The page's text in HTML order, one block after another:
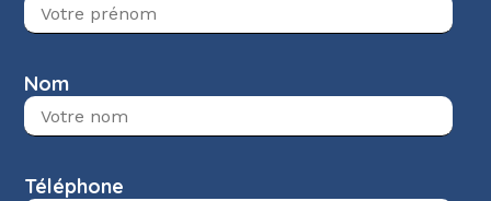
Nom
Téléphone